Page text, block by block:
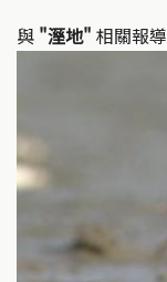
與 "溼地" 相關報導